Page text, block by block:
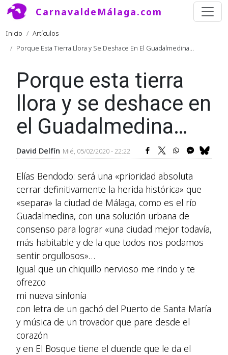
Pasar al contenido principal
CarnavaldeMálaga.com
Inicio
Artículos
Porque Esta Tierra Llora y Se Deshace En El Guadalmedina…
Porque esta tierra
llora y se deshace en
el Guadalmedina…
David Delfín Mié, 05/02/2020 - 22:22
Elías Bendodo: será una «prioridad absoluta
cerrar definitivamente la herida histórica» que
«separa» la ciudad de Málaga, como es el río
Guadalmedina, con una solución urbana de
consenso para lograr «una ciudad mejor todavía,
más habitable y de la que todos nos podamos
sentir orgullosos»…
Igual que un chiquillo nervioso me rindo y te
ofrezco
mi nueva sinfonía
con letra de un gachó del Puerto de Santa María
y música de un trovador que pare desde el
corazón
y en El Bosque tiene el duende que le da el